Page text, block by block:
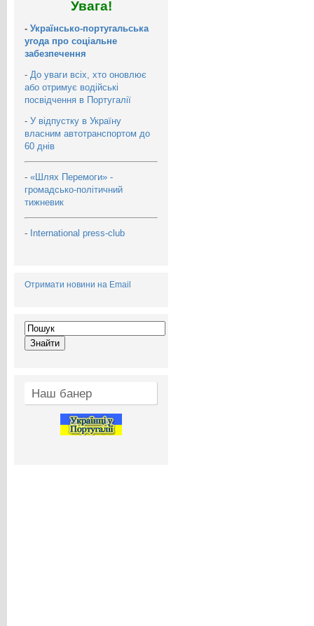
Увага!
- Українсько-португальська
угода про соціальне
забезпечення
- До уваги всіх, хто оновлює
або отримує водійські
посвідчення в Португалії
- У відпустку в Україну
власним автотранспортом до
60 днів
- «Шлях Перемоги» -
громадсько-політичний
тижневик
- International press-club
Отримати новини на Email
Наш банер